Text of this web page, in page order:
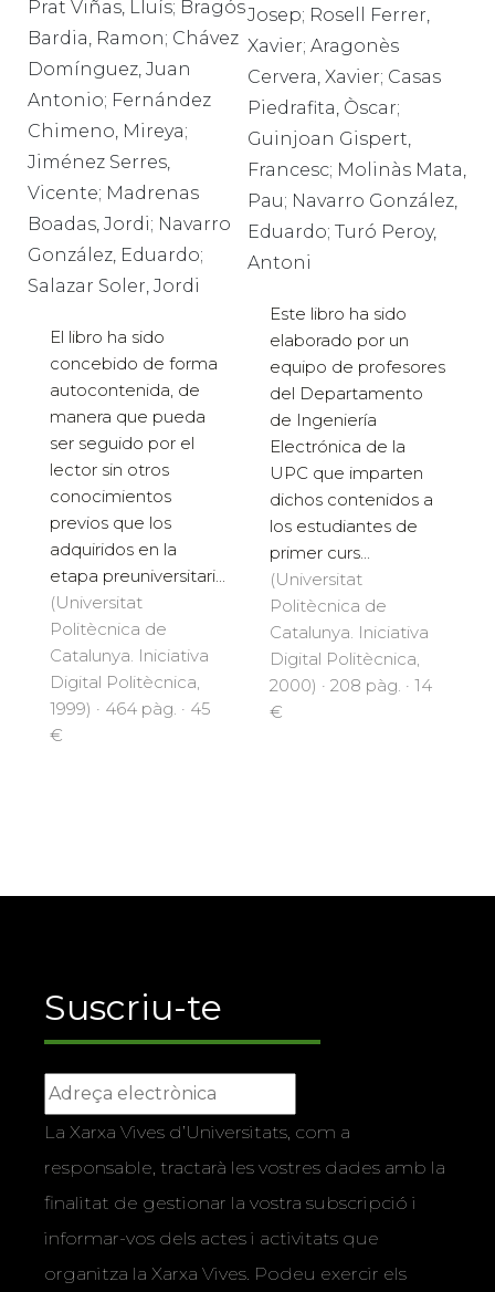
Prat Viñas, Lluís; Bragós
Bardia, Ramon; Chávez
Domínguez, Juan
Antonio; Fernández
Chimeno, Mireya;
Jiménez Serres,
Vicente; Madrenas
Boadas, Jordi; Navarro
González, Eduardo;
Salazar Soler, Jordi
El libro ha sido
concebido de forma
autocontenida, de
manera que pueda
ser seguido por el
lector sin otros
conocimientos
previos que los
adquiridos en la
etapa preuniversitari...
(Universitat
Politècnica de
Catalunya. Iniciativa
Digital Politècnica,
1999) · 464 pàg. · 45
€
Josep; Rosell Ferrer,
Xavier; Aragonès
Cervera, Xavier; Casas
Piedrafita, Òscar;
Guinjoan Gispert,
Francesc; Molinàs Mata,
Pau; Navarro González,
Eduardo; Turó Peroy,
Antoni
Este libro ha sido
elaborado por un
equipo de profesores
del Departamento
de Ingeniería
Electrónica de la
UPC que imparten
dichos contenidos a
los estudiantes de
primer curs...
(Universitat
Politècnica de
Catalunya. Iniciativa
Digital Politècnica,
2000) · 208 pàg. · 14
€
Suscriu-te
La Xarxa Vives d’Universitats, com a
responsable, tractarà les vostres dades amb la
finalitat de gestionar la vostra subscripció i
informar-vos dels actes i activitats que
organitza la Xarxa Vives. Podeu exercir els